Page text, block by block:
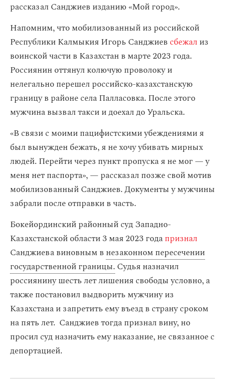
рассказал Санджиев изданию «Мой город».
Напомним, что мобилизованный из российской
Республики Калмыкия Игорь Санджиевсбежал из
воинской части в Казахстан в марте 2023 года.
Россиянин оттянул колючую проволоку и
нелегально перешел российско-казахстанскую
границу в районе села Палласовка. После этого
мужчина вызвал такси и доехал до Уральска.
«В связи с моими пацифистскими убеждениями я
был вынужден бежать, я не хочу убивать мирных
людей. Перейти через пункт пропуска я не мог — у
меня нет паспорта», — рассказал позже свой мотив
мобилизованный Санджиев. Документы у мужчины
забрали после отправки в часть.
Бокейординский районный суд Западно-
Казахстанской области 3 мая 2023 годапризнал
Санджиева виновным в незаконном пересечении
государственной границы. Судья назначил
россиянину шесть лет лишения свободы условно, а
также постановил выдворить мужчину из
Казахстана и запретить ему въезд в страну сроком
на пять лет. Санджиев тогда признал вину, но
просил суд назначить ему наказание, не связанное с
депортацией.